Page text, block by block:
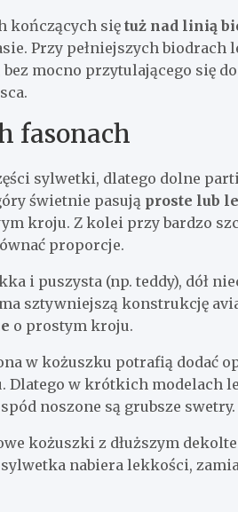
kończących się tuż nad linią
Przy pełniejszych biodrach
mocno przytulającego się do
fasonach
sylwetki, dlatego dolne
świetnie pasują proste lub
kroju. Z kolei przy bardzo
proporcje.
i puszysta (np. teddy), dół
sztywniejszą konstrukcję
o prostym kroju.
w kożuszku potrafią dodać
Dlatego w krótkich modelach
noszone są grubsze swetry.
kożuszki z dłuższym
nabiera lekkości,